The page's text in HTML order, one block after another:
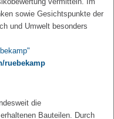
sowie Gesichtspunkte der
und Umwelt besonders
ruebekamp
die
Bauteilen. Durch